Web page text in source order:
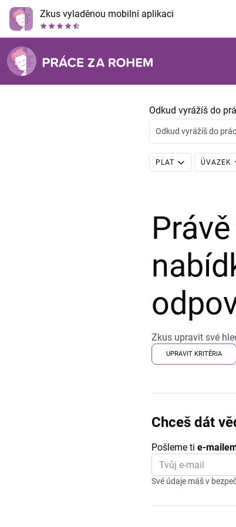
Zkus vyladěnou mobilní aplikaci
Odkud vyrážíš do
Odkud vyrážíš do
PLAT ÚVAZEK
Zkus upravit své
UPRAVIT KRITÉRIA
Chceš dát
Pošleme ti e-
Své údaje máš v